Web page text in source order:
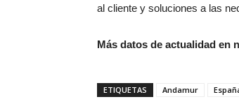
al cliente y soluciones a las
Más datos de actualidad en
ETIQUETAS Andamur